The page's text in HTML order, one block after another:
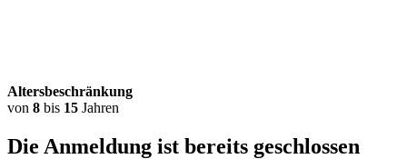
Altersbeschränkung
von 8 bis 15 Jahren
Die Anmeldung ist bereits geschlossen